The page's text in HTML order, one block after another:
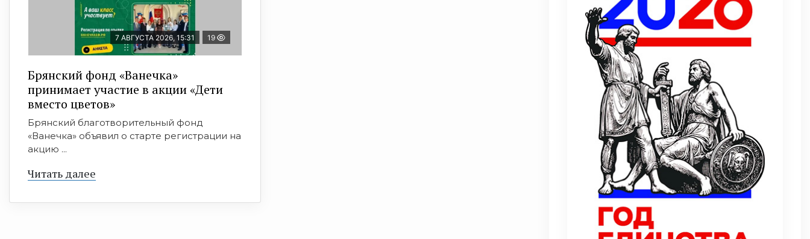
7 АВГУСТА 2026, 15:31 19
Брянский фонд «Ванечка»
принимает участие в акции «Дети
вместо цветов»
Брянский благотворительный фонд
«Ванечка» объявил о старте регистрации на
акцию ...
Читать далее